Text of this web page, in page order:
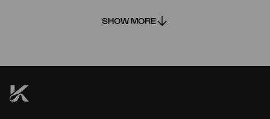
SHOW MORE